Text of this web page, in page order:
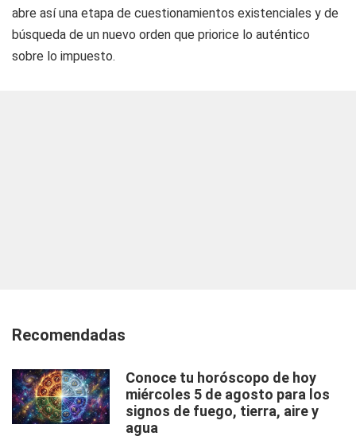
abre así una etapa de cuestionamientos existenciales y de
búsqueda de un nuevo orden que priorice lo auténtico
sobre lo impuesto.
Recomendadas
Conoce tu horóscopo de hoy
miércoles 5 de agosto para los
signos de fuego, tierra, aire y
agua